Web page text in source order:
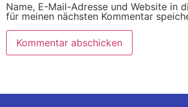
Name, E-Mail-Adresse und Website in
für meinen nächsten Kommentar